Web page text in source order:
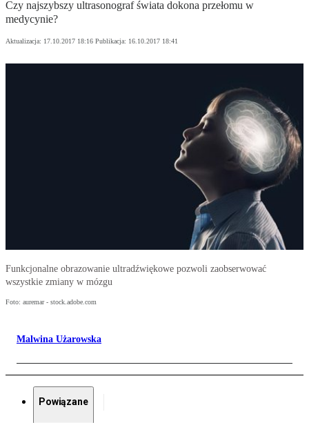
Czy najszybszy ultrasonograf świata dokona przełomu w
medycynie?
Aktualizacja: 17.10.2017 18:16 Publikacja: 16.10.2017 18:41
Funkcjonalne obrazowanie ultradźwiękowe pozwoli zaobserwować
wszystkie zmiany w mózgu
Foto: auremar - stock.adobe.com
Malwina Użarowska
Powiązane